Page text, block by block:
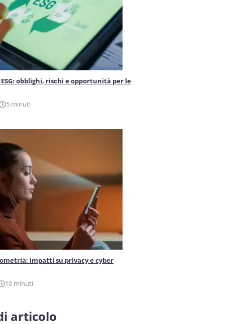
ESG: obblighi, rischi e opportunità per le
5 minuti
impatti su privacy e cyber
10 minuti
articolo